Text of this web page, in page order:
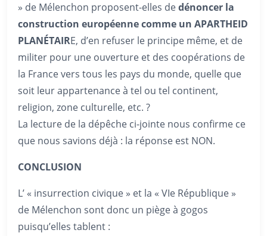
» de Mélenchon proposent-elles dedénoncer la
construction européenne comme un APARTHEID
PLANÉTAIRE, d’en refuser le principe même, et de
militer pour une ouverture et des coopérations de
la France vers tous les pays du monde, quelle que
soit leur appartenance à tel ou tel continent,
religion, zone culturelle, etc. ?
La lecture de la dépêche ci-jointe nous confirme ce
que nous savions déjà : la réponse est NON.
CONCLUSION
L’ « insurrection civique » et la « VIe République »
de Mélenchon sont donc un piège à gogos
puisqu’elles tablent :